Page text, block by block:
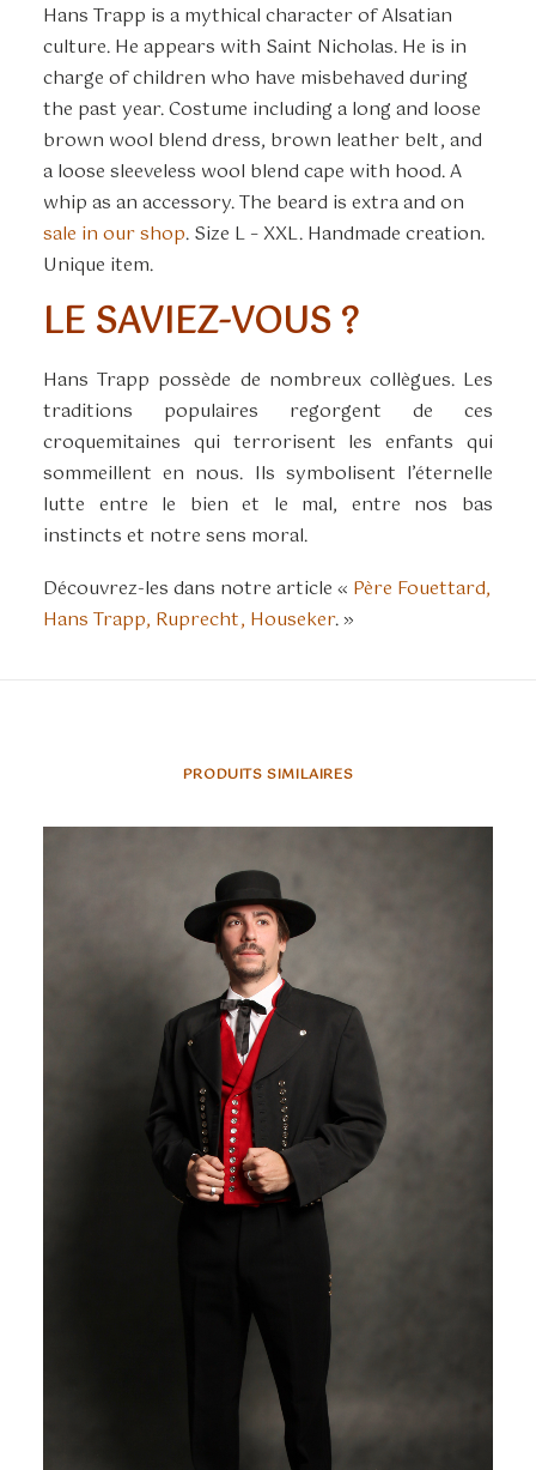
Hans Trapp is a mythical character of Alsatian
culture. He appears with Saint Nicholas. He is in
charge of children who have misbehaved during
the past year. Costume including a long and loose
brown wool blend dress, brown leather belt, and
a loose sleeveless wool blend cape with hood. A
whip as an accessory. The beard is extra and on
sale in our shop. Size L – XXL. Handmade creation.
Unique item.
LE SAVIEZ-VOUS ?
Hans Trapp possède de nombreux collègues. Les
traditions populaires regorgent de ces
croquemitaines qui terrorisent les enfants qui
sommeillent en nous. Ils symbolisent l’éternelle
lutte entre le bien et le mal, entre nos bas
instincts et notre sens moral.
Découvrez-les dans notre article « Père Fouettard,
Hans Trapp, Ruprecht, Houseker. »
PRODUITS SIMILAIRES